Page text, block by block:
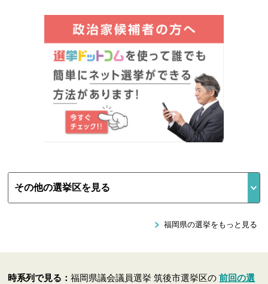
福岡県の選挙をもっと見る
時系列で見る：福岡県議会議員選挙 筑後市選挙区の前回の選